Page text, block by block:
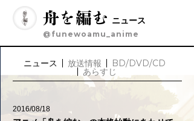
ニュース
@funewoamu_anime
ニュース 放送情報 BD/DVD/CD
あらすじ
2016/08/18